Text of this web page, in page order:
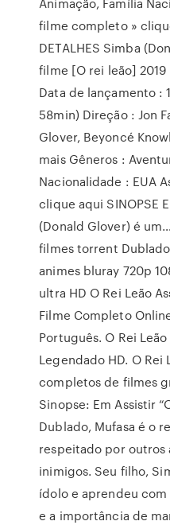
filme completo »
DETALHES Simba
filme [O rei leão]
Data de lançamento :
58min) Direção : Jon
Glover, Beyoncé
mais Gêneros :
Nacionalidade : EUA
clique aqui SINOPSE
(Donald Glover) é
filmes torrent
animes bluray 720p
ultra HD O Rei Leão
Filme Completo
Português. O Rei
Legendado HD. O Rei
completos de filmes
Sinopse: Em Assistir
Dublado, Mufasa é o
respeitado por
inimigos. Seu filho,
ídolo e aprendeu
e a importância de